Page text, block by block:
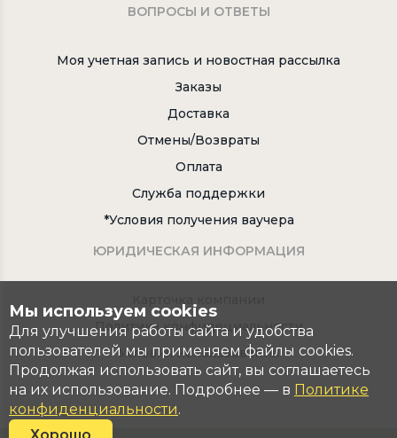
ВОПРОСЫ И ОТВЕТЫ
Моя учетная запись и новостная рассылка
Заказы
Доставка
Отмены/Возвраты
Оплата
Служба поддержки
*Условия получения ваучера
ЮРИДИЧЕСКАЯ ИНФОРМАЦИЯ
Политика конфидециальности
Условия использования
Мы используем cookies
Для улучшения работы сайта и удобства
пользователей мы применяем файлы cookies.
Продолжая использовать сайт, вы соглашаетесь
на их использование. Подробнее — в Политике
конфиденциальности.